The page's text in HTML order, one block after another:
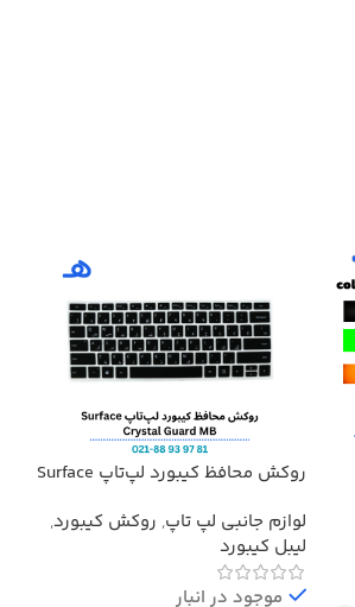
روکش محافظ کیبورد لپ‌تاپ Surface
سیلیکونی Crystal Guard MB
لوازم جانبی لپ تاپ, روکش کیبورد,
لیبل کیبورد
موجود در انبار